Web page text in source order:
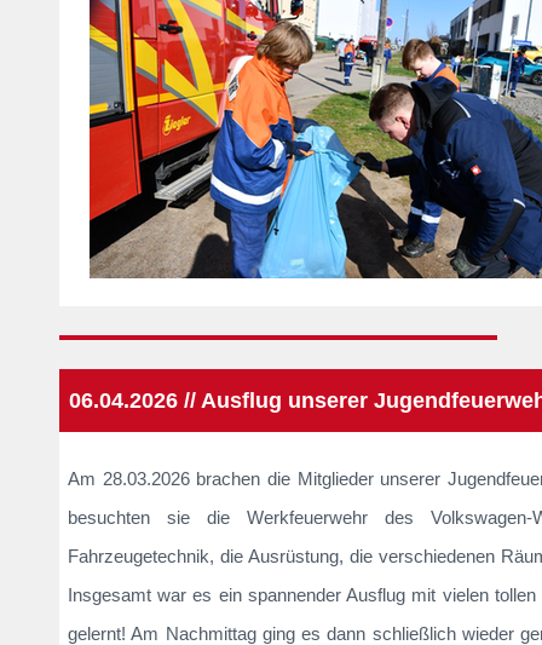
06.04.2026 // Ausflug unserer
Am 28.03.2026 brachen die Mitglieder unserer
besuchten sie die Werkfeuerwehr des
Fahrzeugetechnik, die Ausrüstung, die verschiedenen
Insgesamt war es ein spannender Ausflug mit vielen
gelernt! Am Nachmittag ging es dann schließlich wieder